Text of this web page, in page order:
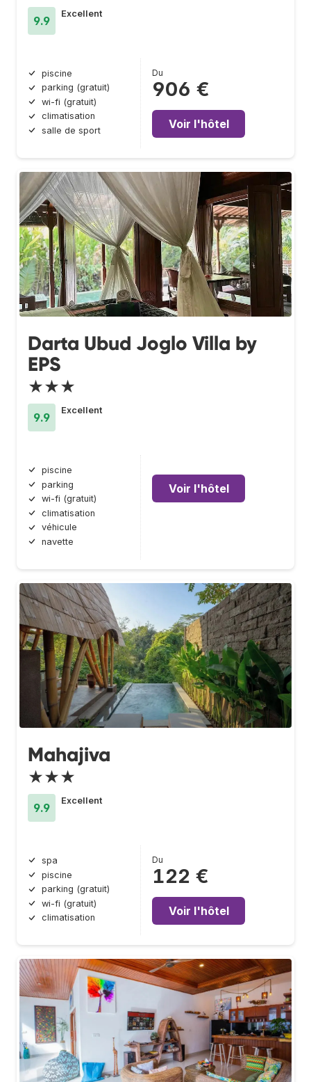
9.9
Excellent
piscine
parking (gratuit)
wi-fi (gratuit)
climatisation
salle de sport
Du
906 €
Voir l'hôtel
Darta Ubud Joglo Villa by
EPS
★★★
9.9
Excellent
piscine
parking
wi-fi (gratuit)
climatisation
véhicule
navette
Voir l'hôtel
Mahajiva
★★★
9.9
Excellent
spa
piscine
parking (gratuit)
wi-fi (gratuit)
climatisation
Du
122 €
Voir l'hôtel